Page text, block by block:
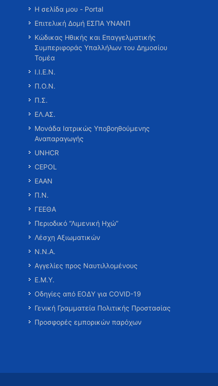
Η σελίδα μου - Portal
Επιτελική Δομή ΕΣΠΑ ΥΝΑΝΠ
Κώδικας Ηθικής και Επαγγελματικής
Συμπεριφοράς Υπαλλήλων του Δημοσίου
Τομέα
Ι.Ι.Ε.Ν.
Π.Ο.Ν.
Π.Σ.
ΕΛ.ΑΣ.
Μονάδα Ιατρικώς Υποβοηθούμενης
Αναπαραγωγής
UNHCR
CEPOL
ΕΑΑΝ
Π.Ν.
ΓΕΕΘΑ
Περιοδικό “Λιμενική Ηχώ”
Λέσχη Αξιωματικών
Ν.Ν.Α.
Αγγελίες προς Ναυτιλλομένους
Ε.Μ.Υ.
Οδηγίες από ΕΟΔΥ για COVID-19
Γενική Γραμματεία Πολιτικής Προστασίας
Προσφορές εμπορικών παρόχων